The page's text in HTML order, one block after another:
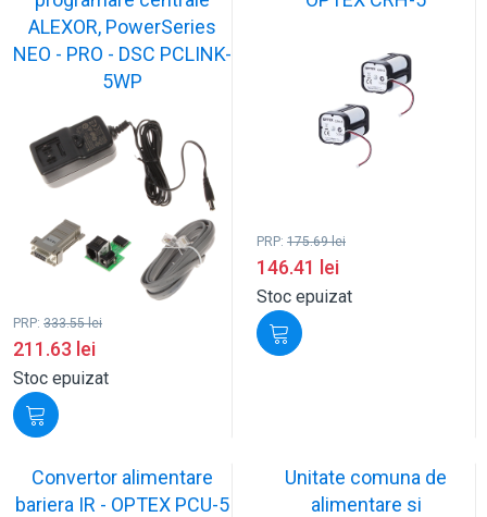
ALEXOR, PowerSeries
NEO - PRO - DSC PCLINK-
5WP
PRP: 333.55lei
211.63 lei
Stoc epuizat
PRP: 175.69lei
146.41 lei
Stoc epuizat
Convertor alimentare
bariera IR - OPTEX PCU-5
Unitate comuna de
alimentare si